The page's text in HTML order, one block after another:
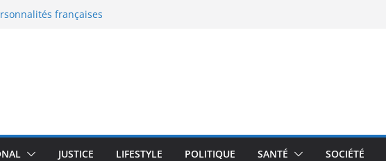
françaises
la nouvelle bataille de
l’enceinte active qui
de 100 000 $
JUSTICE LIFESTYLE POLITIQUE SANTÉ SOCIÉTÉ